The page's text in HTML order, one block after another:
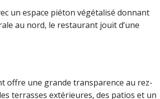
un espace piéton végétalisé donnant
au nord, le restaurant jouit d’une
offre une grande transparence au rez-
terrasses extérieures, des patios et un